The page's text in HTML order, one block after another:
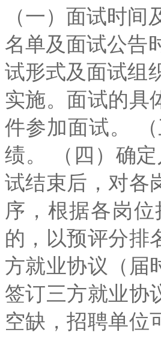
（一）面试时
名单及面试公告
试形式及面试组
实施。面试的具
件参加面试。
绩。 （四）确
试结束后，对各
序，根据各岗
的，以预评分排
方就业协议（届
签订三方就业协
空缺，招聘单位